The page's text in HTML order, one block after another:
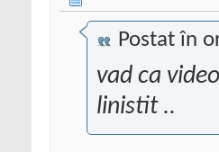
Postat în
vad ca
linistit ..